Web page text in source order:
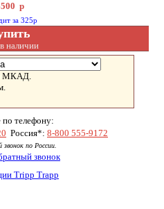
р
за 325р
наличии
МКАД.
по телефону:
Россия*: 8-800 555-9172
по России.
звонок
Tripp Trapp